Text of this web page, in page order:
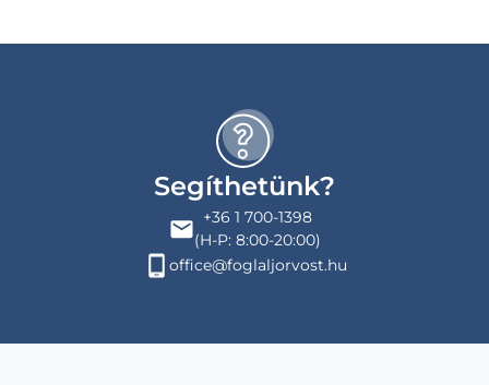
Segíthetünk?
+36 1 700-1398
(H-P: 8:00-20:00)
office@foglaljorvost.hu